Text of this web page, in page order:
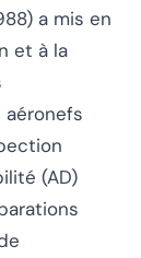
a mis en
et à la
(AD)